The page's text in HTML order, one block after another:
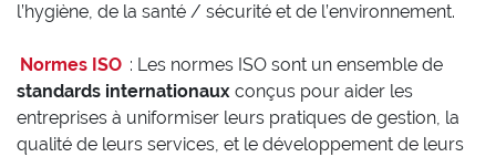
l’hygiène, de la santé / sécurité et de l’environnement.
Normes ISO : Les normes ISO sont un ensemble de
standards internationaux conçus pour aider les
entreprises à uniformiser leurs pratiques de gestion, la
qualité de leurs services, et le développement de leurs